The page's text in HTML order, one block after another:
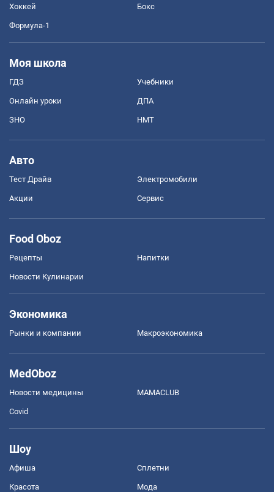
Хоккей Бокс
Формула-1
Моя школа
ГДЗ Учебники
Онлайн уроки ДПА
ЗНО НМТ
Авто
Тест Драйв Электромобили
Акции Сервис
Food Oboz
Рецепты Напитки
Новости Кулинарии
Экономика
Рынки и компании Mакроэкономика
MedOboz
Новости медицины MAMACLUB
Covid
Шоу
Афиша Сплетни
Красота Мода